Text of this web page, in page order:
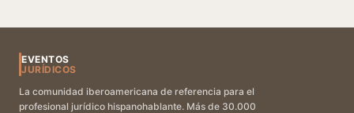
EVENTOS
JURÍDICOS
La comunidad iberoamericana de referencia para el
profesional jurídico hispanohablante. Más de 30.000